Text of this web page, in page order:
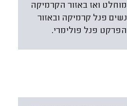
מוחלט ואז באזור הקרמיקה
נשים פנל קרמיקה ובאזור
הפרקט פנל פולימרי.